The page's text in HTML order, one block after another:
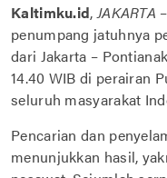
Kaltimku.id, JAKARTA
penumpang jatuhnya
dari Jakarta –
14.40 WIB di perairan
seluruh masyarakat
Pencarian dan
menunjukkan hasil,